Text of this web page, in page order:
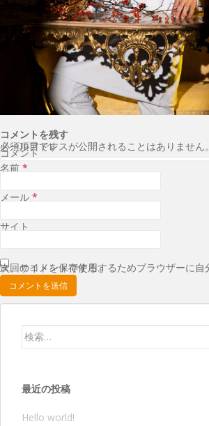
コメントを残す
メールアドレスが公開されることはありません。
が付いている欄は必須項目です
コメント
名前 *
メール *
サイト
次回のコメントで使用するためブラウザーに自分の名前、メールアドレス、サイトを保存する。
最近の投稿
Hello world!